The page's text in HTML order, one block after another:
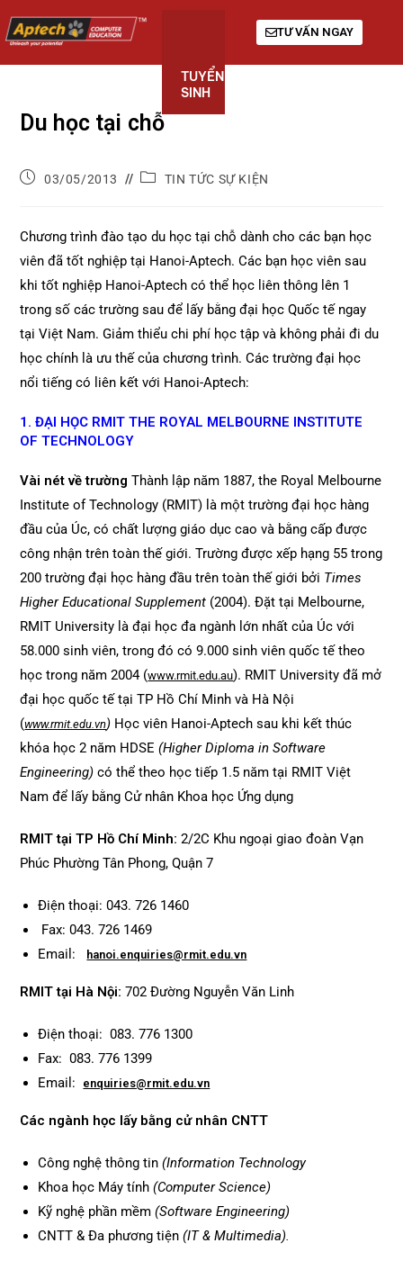
TUYỂN
SINH
TƯ VẤN NGAY
Du học tại chỗ
03/05/2013 TIN TỨC SỰ KIỆN
Chương trình đào tạo du học tại chỗ dành cho các bạn học
viên đã tốt nghiệp tại Hanoi-Aptech. Các bạn học viên sau
khi tốt nghiệp Hanoi-Aptech có thể học liên thông lên 1
trong số các trường sau để lấy bằng đại học Quốc tế ngay
tại Việt Nam. Giảm thiểu chi phí học tập và không phải đi du
học chính là ưu thế của chương trình. Các trường đại học
nổi tiếng có liên kết với Hanoi-Aptech:
1. ĐẠI HỌC RMIT THE ROYAL MELBOURNE INSTITUTE
OF TECHNOLOGY
Vài nét về trườngThành lập năm 1887, the Royal Melbourne
Institute of Technology (RMIT) là một trường đại học hàng
đầu của Úc, có chất lượng giáo dục cao và bằng cấp được
công nhận trên toàn thế giới. Trường được xếp hạng 55 trong
200 trường đại học hàng đầu trên toàn thế giới bởi Times
Higher Educational Supplement (2004). Đặt tại Melbourne,
RMIT University là đại học đa ngành lớn nhất của Úc với
58.000 sinh viên, trong đó có 9.000 sinh viên quốc tế theo
học trong năm 2004 (www.rmit.edu.au). RMIT University đã mở
đại học quốc tế tại TP Hồ Chí Minh và Hà Nội
(www.rmit.edu.vn) Học viên Hanoi-Aptech sau khi kết thúc
khóa học 2 năm HDSE(Higher Diploma in Software
Engineering) có thể theo học tiếp 1.5 năm tại RMIT Việt
Nam để lấy bằng Cử nhân Khoa học Ứng dụng
RMIT tại TP Hồ Chí Minh: 2/2C Khu ngoại giao đoàn Vạn
Phúc Phường Tân Phong, Quận 7
Điện thoại: 043. 726 1460
Fax: 043. 726 1469
Email:
hanoi.enquiries@rmit.edu.vn
RMIT tại Hà Nội: 702 Đường Nguyễn Văn Linh
Điện thoại: 083. 776 1300
Fax: 083. 776 1399
Email:
enquiries@rmit.edu.vn
Các ngành học lấy bằng cử nhân CNTT
Công nghệ thông tin(Information Technology
Khoa học Máy tính(Computer Science)
Kỹ nghệ phần mềm(Software Engineering)
CNTT & Đa phương tiện(IT & Multimedia).